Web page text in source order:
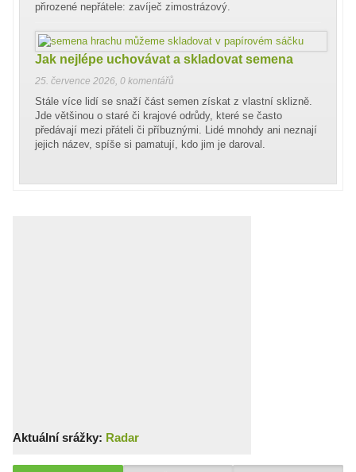
přirozené nepřátele: zavíječ zimostrázový.
Jak nejlépe uchovávat a skladovat semena
25. července 2026, 0 komentářů
Stále více lidí se snaží část semen získat z vlastní sklizně.
Jde většinou o staré či krajové odrůdy, které se často
předávají mezi přáteli či příbuznými. Lidé mnohdy ani neznají
jejich název, spíše si pamatují, kdo jim je daroval.
Aktuální srážky: Radar